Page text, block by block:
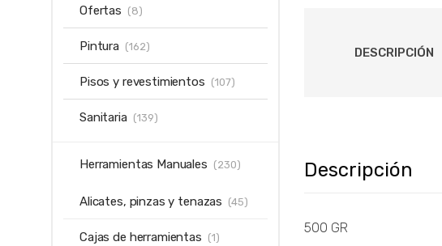
DESCRIPCIÓN
Descripción
500 GR
Ofertas (8)
Pintura (162)
Pisos y revestimientos (107)
Sanitaria (139)
Herramientas Manuales (230)
Alicates, pinzas y tenazas (45)
Cajas de herramientas (1)